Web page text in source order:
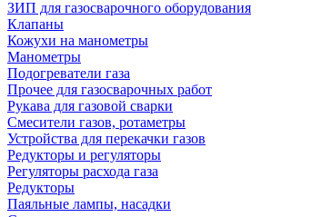
ЗИП для газосварочного оборудования
Клапаны
Кожухи на манометры
Манометры
Подогреватели газа
Прочее для газосварочных работ
Рукава для газовой сварки
Смесители газов, ротаметры
Устройства для перекачки газов
Редукторы и регуляторы
Регуляторы расхода газа
Редукторы
Паяльные лампы, насадки